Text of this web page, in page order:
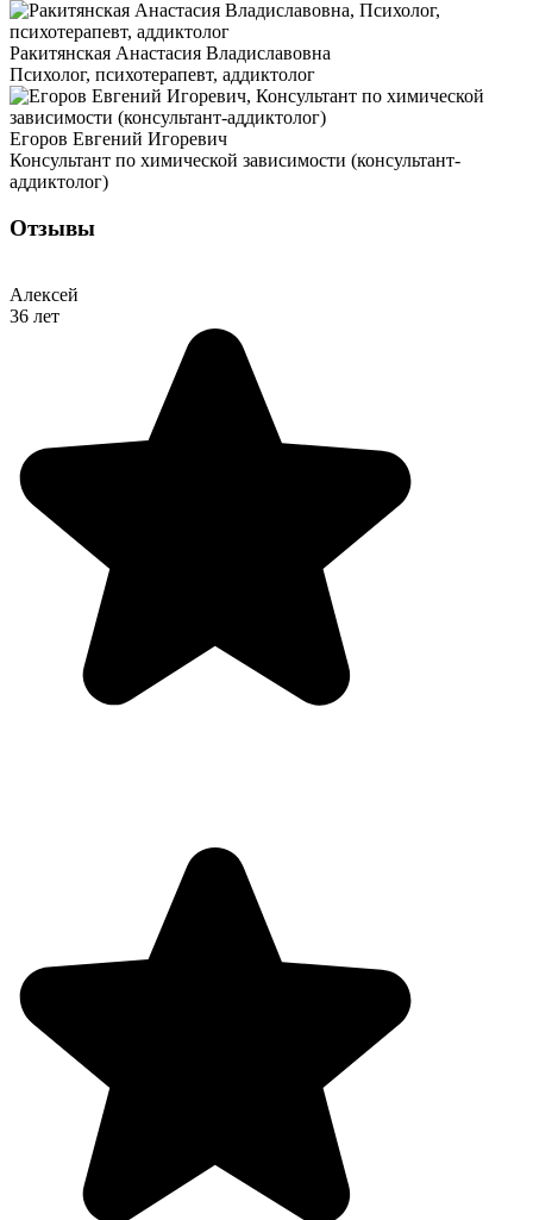
Ракитянская Анастасия Владиславовна
Психолог, психотерапевт, аддиктолог
Егоров Евгений Игоревич
Консультант по химической зависимости (консультант-
аддиктолог)
Отзывы
Алексей
36 лет